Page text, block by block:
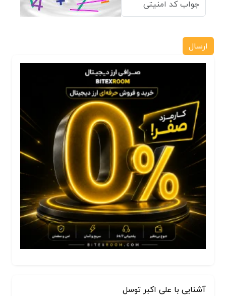
ارسال
آشنایی با علی اکبر توسل